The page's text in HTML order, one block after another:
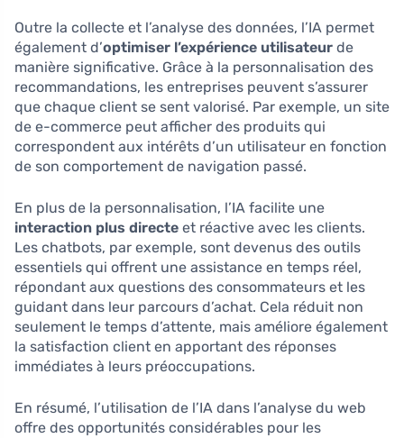
Outre la collecte et l’analyse des données, l’IA permet
également d’optimiser l’expérience utilisateur de
manière significative. Grâce à la personnalisation des
recommandations, les entreprises peuvent s’assurer
que chaque client se sent valorisé. Par exemple, un site
de e-commerce peut afficher des produits qui
correspondent aux intérêts d’un utilisateur en fonction
de son comportement de navigation passé.
En plus de la personnalisation, l’IA facilite une
interaction plus directe et réactive avec les clients.
Les chatbots, par exemple, sont devenus des outils
essentiels qui offrent une assistance en temps réel,
répondant aux questions des consommateurs et les
guidant dans leur parcours d’achat. Cela réduit non
seulement le temps d’attente, mais améliore également
la satisfaction client en apportant des réponses
immédiates à leurs préoccupations.
En résumé, l’utilisation de l’IA dans l’analyse du web
offre des opportunités considérables pour les